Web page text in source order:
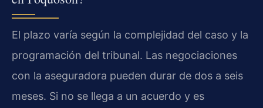
El plazo varía según la complejidad del caso y la
programación del tribunal. Las negociaciones
con la aseguradora pueden durar de dos a seis
meses. Si no se llega a un acuerdo y es